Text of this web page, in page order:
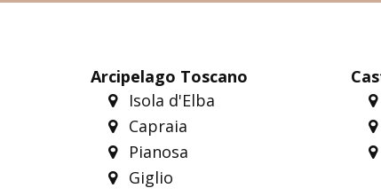
Arcipelago Toscano
Isola d'Elba
Capraia
Pianosa
Giglio